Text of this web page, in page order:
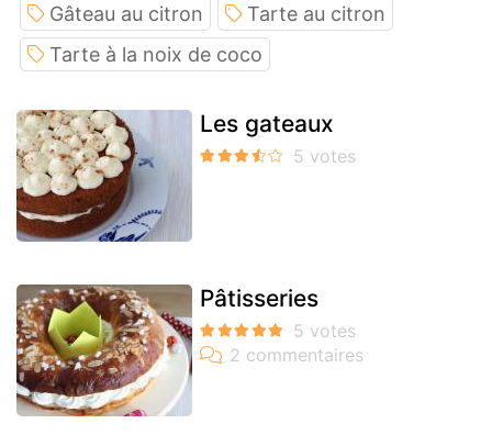
Gâteau au citron
Tarte au citron
Tarte à la noix de coco
Les gateaux
Pâtisseries